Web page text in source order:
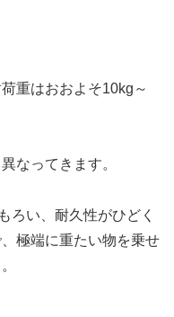
重はおおよそ10kg～
なってきます。
ろい、耐久性がひどく
極端に重たい物を乗せ